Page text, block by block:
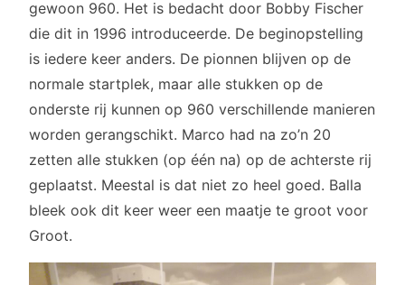
gewoon 960. Het is bedacht door Bobby Fischer
die dit in 1996 introduceerde. De beginopstelling
is iedere keer anders. De pionnen blijven op de
normale startplek, maar alle stukken op de
onderste rij kunnen op 960 verschillende manieren
worden gerangschikt. Marco had na zo’n 20
zetten alle stukken (op één na) op de achterste rij
geplaatst. Meestal is dat niet zo heel goed. Balla
bleek ook dit keer weer een maatje te groot voor
Groot.